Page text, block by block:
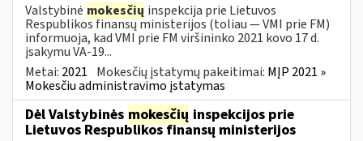
Valstybinė mokesčių inspekcija prie Lietuvos
Respublikos finansų ministerijos (toliau ― VMI prie FM)
informuoja, kad VMI prie FM viršininko 2021 kovo 17 d.
įsakymu VA-19...
Metai: 2021 Mokesčių įstatymų pakeitimai: MĮP 2021 »
Mokesčiu administravimo įstatymas
Dėl Valstybinės mokesčių inspekcijos prie
Lietuvos Respublikos finansų ministerijos